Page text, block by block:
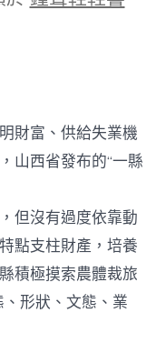
財富、供給失業機
山西省發布的“一縣
但沒有過度依靠動
點支柱財產，培養
積極摸索農體裁旅
形狀、文態、業